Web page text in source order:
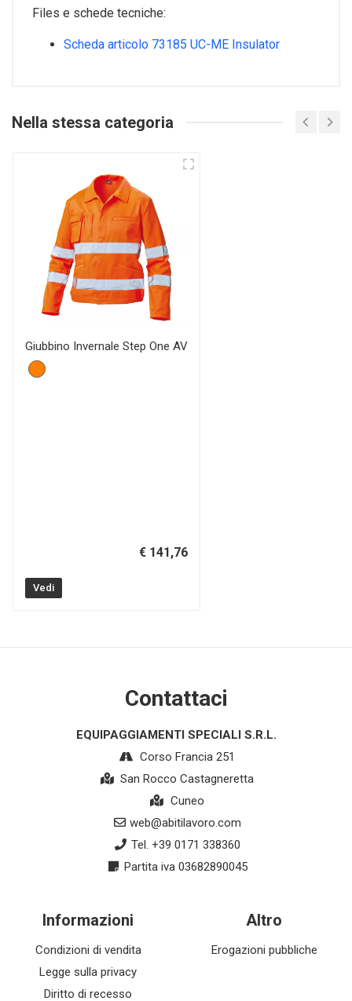
Files e schede tecniche:
Scheda articolo 73185 UC-ME Insulator
Nella stessa categoria
Giubbino Invernale Step One AV
€ 141,76
Vedi
Contattaci
EQUIPAGGIAMENTI SPECIALI S.R.L.
Corso Francia 251
San Rocco Castagneretta
Cuneo
web@abitilavoro.com
Tel. +39 0171 338360
Partita iva 03682890045
Informazioni
Condizioni di vendita
Legge sulla privacy
Diritto di recesso
Altro
Erogazioni pubbliche